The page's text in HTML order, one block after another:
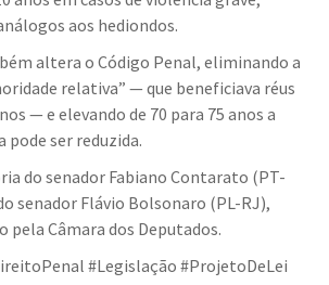
aos hediondos.
altera o Código Penal, eliminando a
relativa” — que beneficiava réus
— e elevando de 70 para 75 anos a
pode ser reduzida.
do senador Fabiano Contarato (PT-
senador Flávio Bolsonaro (PL-RJ),
pela Câmara dos Deputados.
#Legislação #ProjetoDeLei